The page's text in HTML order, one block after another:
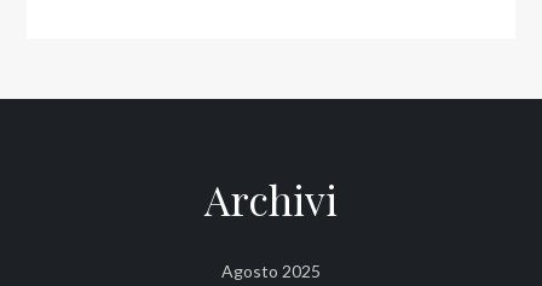
Archivi
Agosto 2025